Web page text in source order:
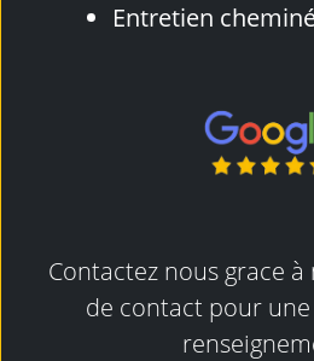
Entretien
Contactez nous grace
de contact pour